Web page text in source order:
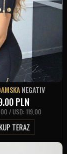
NEGATIV
PLN
/ USD: 119,00
KUP TERAZ